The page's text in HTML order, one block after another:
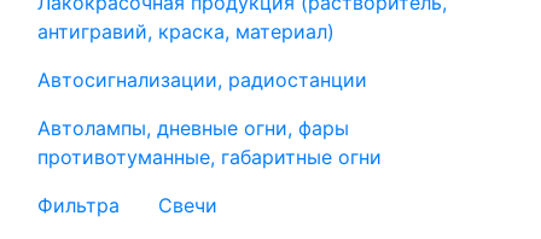
антигравий, краска, материал)
Автосигнализации, радиостанции
Автолампы, дневные огни, фары
противотуманные, габаритные огни
Фильтра
Свечи